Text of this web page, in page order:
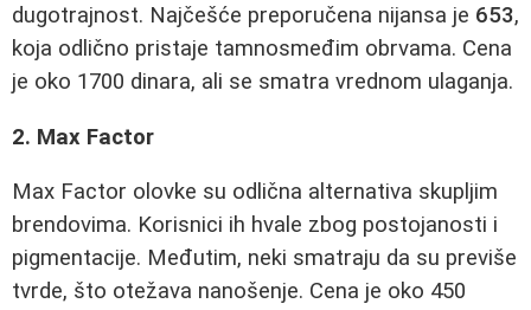
dugotrajnost. Najčešće preporučena nijansa je 653,
koja odlično pristaje tamnosmeđim obrvama. Cena
je oko 1700 dinara, ali se smatra vrednom ulaganja.
2. Max Factor
Max Factor olovke su odlična alternativa skupljim
brendovima. Korisnici ih hvale zbog postojanosti i
pigmentacije. Međutim, neki smatraju da su previše
tvrde, što otežava nanošenje. Cena je oko 450